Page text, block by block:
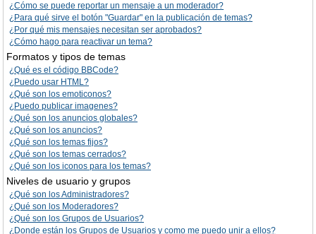
¿Cómo se puede reportar un mensaje a un moderador?
¿Para qué sirve el botón "Guardar" en la publicación de temas?
¿Por qué mis mensajes necesitan ser aprobados?
¿Cómo hago para reactivar un tema?
Formatos y tipos de temas
¿Qué es el código BBCode?
¿Puedo usar HTML?
¿Qué son los emoticonos?
¿Puedo publicar imagenes?
¿Qué son los anuncios globales?
¿Qué son los anuncios?
¿Qué son los temas fijos?
¿Qué son los temas cerrados?
¿Qué son los iconos para los temas?
Niveles de usuario y grupos
¿Qué son los Administradores?
¿Qué son los Moderadores?
¿Qué son los Grupos de Usuarios?
¿Donde están los Grupos de Usuarios y como me puedo unir a ellos?